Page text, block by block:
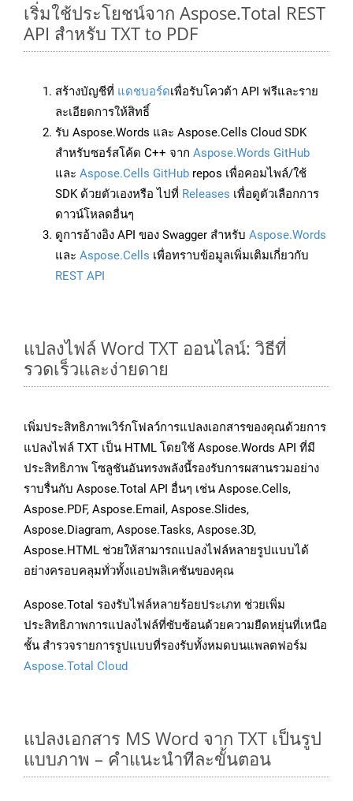
เริ่มใช้ประโยชน์จาก Aspose.Total REST
API สำหรับ TXT to PDF
สร้างบัญชีที่ แดชบอร์ดเพื่อรับโควต้า API ฟรีและราย
ละเอียดการให้สิทธิ์
รับ Aspose.Words และ Aspose.Cells Cloud SDK
สำหรับซอร์สโค้ด C++ จาก Aspose.Words GitHub
และ Aspose.Cells GitHub repos เพื่อคอมไพล์/ใช้
SDK ด้วยตัวเองหรือ ไปที่ Releases เพื่อดูตัวเลือกการ
ดาวน์โหลดอื่นๆ
ดูการอ้างอิง API ของ Swagger สำหรับ Aspose.Words
และ Aspose.Cells เพื่อทราบข้อมูลเพิ่มเติมเกี่ยวกับ
REST API
แปลงไฟล์ Word TXT ออนไลน์: วิธีที่
รวดเร็วและง่ายดาย
เพิ่มประสิทธิภาพเวิร์กโฟลว์การแปลงเอกสารของคุณด้วยการ
แปลงไฟล์ TXT เป็น HTML โดยใช้ Aspose.Words API ที่มี
ประสิทธิภาพ โซลูชันอันทรงพลังนี้รองรับการผสานรวมอย่าง
ราบรื่นกับ Aspose.Total API อื่นๆ เช่น Aspose.Cells,
Aspose.PDF, Aspose.Email, Aspose.Slides,
Aspose.Diagram, Aspose.Tasks, Aspose.3D,
Aspose.HTML ช่วยให้สามารถแปลงไฟล์หลายรูปแบบได้
อย่างครอบคลุมทั่วทั้งแอปพลิเคชันของคุณ
Aspose.Total รองรับไฟล์หลายร้อยประเภท ช่วยเพิ่ม
ประสิทธิภาพการแปลงไฟล์ที่ซับซ้อนด้วยความยืดหยุ่นที่เหนือ
ชั้น สำรวจรายการรูปแบบที่รองรับทั้งหมดบนแพลตฟอร์ม
Aspose.Total Cloud
แปลงเอกสาร MS Word จาก TXT เป็นรูป
แบบภาพ – คำแนะนำทีละขั้นตอน